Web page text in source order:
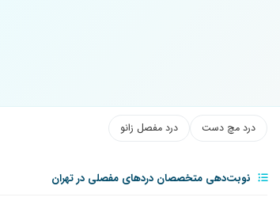
درد مچ دست درد مفصل زانو
نوبت‌دهی متخصصان دردهای مفصلی در تهران